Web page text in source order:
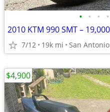
• • • •
7/12 19k mi San Antonio
$4,900